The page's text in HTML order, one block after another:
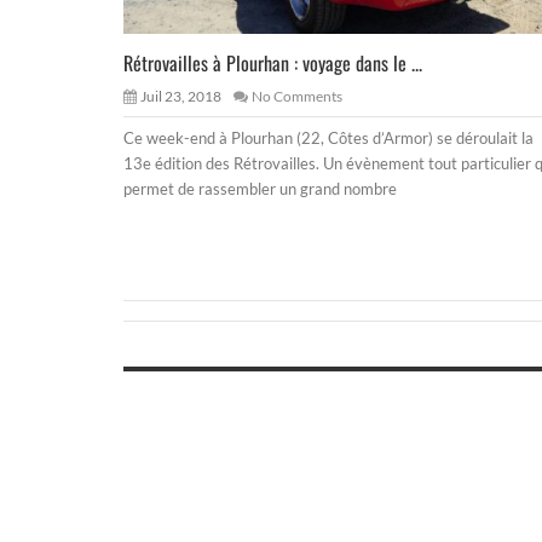
Rétrovailles à Plourhan : voyage dans le ...
Juil 23, 2018 No Comments
Ce week-end à Plourhan (22, Côtes d’Armor) se déroulait la
13e édition des Rétrovailles. Un évènement tout particulier
permet de rassembler un grand nombre